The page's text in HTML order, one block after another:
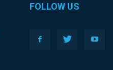
FOLLOW US